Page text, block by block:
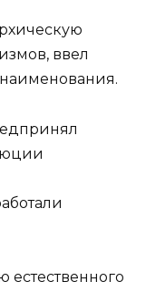
ввел